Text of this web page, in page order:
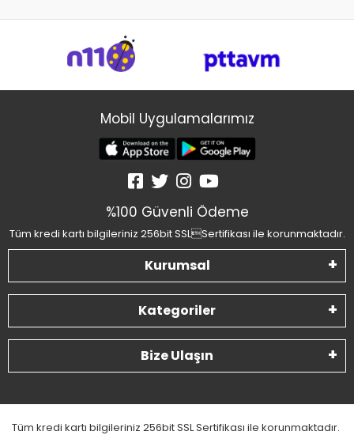
Mobil Uygulamalarımız
%100 Güvenli Ödeme
Tüm kredi kartı bilgileriniz 256bit SSLSertifikası ile korunmaktadır.
Kurumsal
Kategoriler
Bize Ulaşın
Tüm kredi kartı bilgileriniz 256bit SSL Sertifikası ile korunmaktadır.